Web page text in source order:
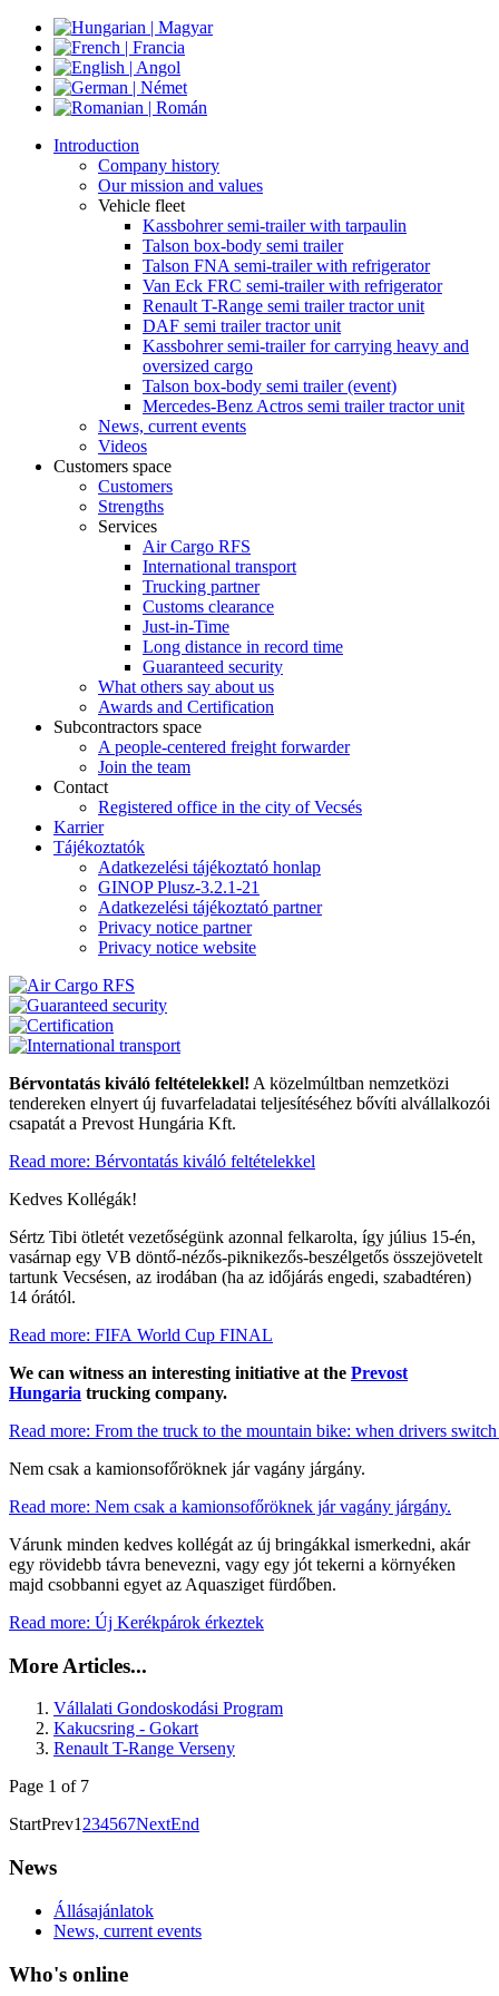
Introduction
Company history
Our mission and values
Vehicle fleet
Kassbohrer semi-trailer with tarpaulin
Talson box-body semi trailer
Talson FNA semi-trailer with refrigerator
Van Eck FRC semi-trailer with refrigerator
Renault T-Range semi trailer tractor unit
DAF semi trailer tractor unit
Kassbohrer semi-trailer for carrying heavy and
oversized cargo
Talson box-body semi trailer (event)
Mercedes-Benz Actros semi trailer tractor unit
News, current events
Videos
Customers space
Customers
Strengths
Services
Air Cargo RFS
International transport
Trucking partner
Customs clearance
Just-in-Time
Long distance in record time
Guaranteed security
What others say about us
Awards and Certification
Subcontractors space
A people-centered freight forwarder
Join the team
Contact
Registered office in the city of Vecsés
Karrier
Tájékoztatók
Adatkezelési tájékoztató honlap
GINOP Plusz-3.2.1-21
Adatkezelési tájékoztató partner
Privacy notice partner
Privacy notice website
Bérvontatás kiváló feltételekkel! A közelmúltban nemzetközi
tendereken elnyert új fuvarfeladatai teljesítéséhez bővíti alvállalkozói
csapatát a Prevost Hungária Kft.
Read more: Bérvontatás kiváló feltételekkel
Kedves Kollégák!
Sértz Tibi ötletét vezetőségünk azonnal felkarolta, így július 15-én,
vasárnap egy VB döntő-nézős-piknikezős-beszélgetős összejövetelt
tartunk Vecsésen, az irodában (ha az időjárás engedi, szabadtéren)
14 órától.
Read more: FIFA World Cup FINAL
We can witness an interesting initiative at the Prevost
Hungaria trucking company.
Read more: From the truck to the mountain bike: when drivers
Nem csak a kamionsofőröknek jár vagány járgány.
Read more: Nem csak a kamionsofőröknek jár vagány járgány.
Várunk minden kedves kollégát az új bringákkal ismerkedni, akár
egy rövidebb távra benevezni, vagy egy jót tekerni a környéken
majd csobbanni egyet az Aquasziget fürdőben.
Read more: Új Kerékpárok érkeztek
More Articles...
Vállalati Gondoskodási Program
Kakucsring - Gokart
Renault T-Range Verseny
Page 1 of 7
StartPrev1234567NextEnd
News
Állásajánlatok
News, current events
Who's online